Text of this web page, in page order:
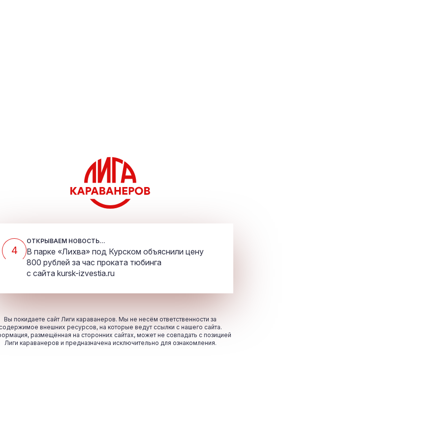
4
ОТКРЫВАЕМ НОВОСТЬ...
В парке «Лихва» под Курском объяснили цену
800 рублей за час проката тюбинга
с сайта kursk-izvestia.ru
Вы покидаете сайт Лиги караванеров. Мы не несём ответственности за
внешних ресурсов, на которые ведут ссылки с нашего сайта.
размещённая на сторонних сайтах, может не совпадать с позицией
Лиги караванеров и предназначена исключительно для ознакомления.